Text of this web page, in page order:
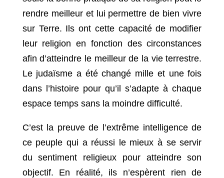
rendre meilleur et lui permettre de bien vivre
sur Terre. Ils ont cette capacité de modifier
leur religion en fonction des circonstances
afin d’atteindre le meilleur de la vie terrestre.
Le judaïsme a été changé mille et une fois
dans l’histoire pour qu’il s’adapte à chaque
espace temps sans la moindre difficulté.
C’est la preuve de l’extrême intelligence de
ce peuple qui a réussi le mieux à se servir
du sentiment religieux pour atteindre son
objectif. En réalité, ils n’espèrent rien de